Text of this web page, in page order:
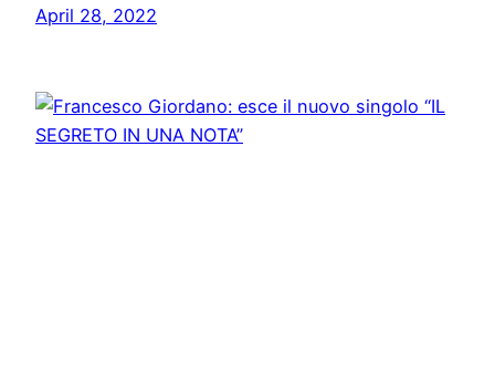
April 28, 2022